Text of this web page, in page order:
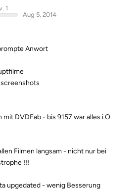
1
Aug 5, 2014
Anwort
DVDFab - bis 9157 war alles i.O.
Filmen langsam - nicht nur bei
!!!
upgedated - wenig Besserung